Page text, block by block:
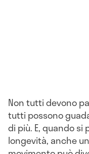
Non tutti devono
tutti possono
di più. E, quando
longevità, anche